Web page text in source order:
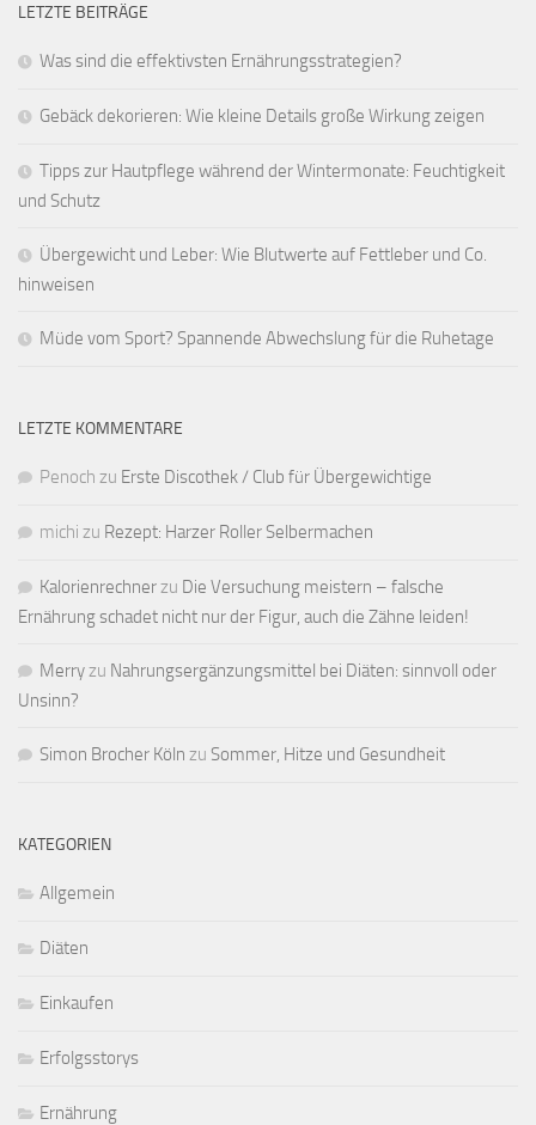
LETZTE BEITRÄGE
Was sind die effektivsten Ernährungsstrategien?
Gebäck dekorieren: Wie kleine Details große Wirkung zeigen
Tipps zur Hautpflege während der Wintermonate: Feuchtigkeit
und Schutz
Übergewicht und Leber: Wie Blutwerte auf Fettleber und Co.
hinweisen
Müde vom Sport? Spannende Abwechslung für die Ruhetage
LETZTE KOMMENTARE
Penoch zu Erste Discothek / Club für Übergewichtige
michi zu Rezept: Harzer Roller Selbermachen
Kalorienrechnerzu Die Versuchung meistern – falsche
Ernährung schadet nicht nur der Figur, auch die Zähne leiden!
Merryzu Nahrungsergänzungsmittel bei Diäten: sinnvoll oder
Unsinn?
Simon Brocher Köln zu Sommer, Hitze und Gesundheit
KATEGORIEN
Allgemein
Diäten
Einkaufen
Erfolgsstorys
Ernährung